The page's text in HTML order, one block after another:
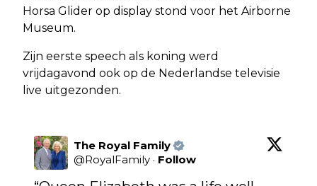
Horsa Glider op display stond voor het Airborne
Museum.
Zijn eerste speech als koning werd
vrijdagavond ook op de Nederlandse televisie
live uitgezonden.
The Royal Family
@RoyalFamily · Follow